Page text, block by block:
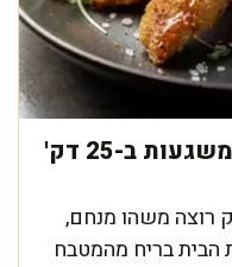
גיליתי רצועות פילה עוף משגעות ב-25 דק'
רוצה משהו מנחם,
בריח מהמטבח